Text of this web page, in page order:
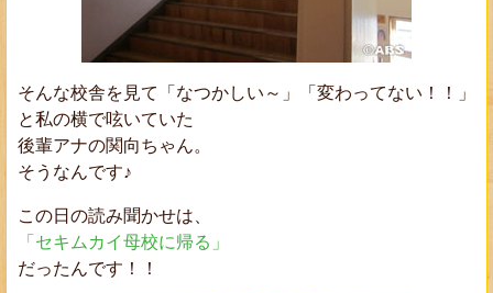
そんな校舎を見て「なつかしい～」「変わってない！！」
と私の横で呟いていた
後輩アナの関向ちゃん。
そうなんです♪
この日の読み聞かせは、
「セキムカイ母校に帰る」
だったんです！！